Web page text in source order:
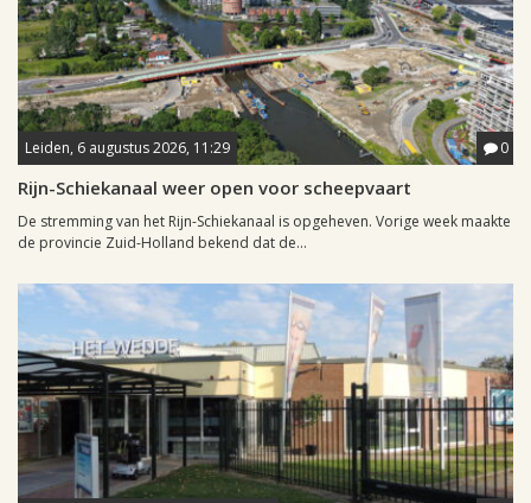
Leiden, 6 augustus 2026, 11:29 0
Rijn-Schiekanaal weer open voor scheepvaart
De stremming van het Rijn-Schiekanaal is opgeheven. Vorige week maakte
de provincie Zuid-Holland bekend dat de...